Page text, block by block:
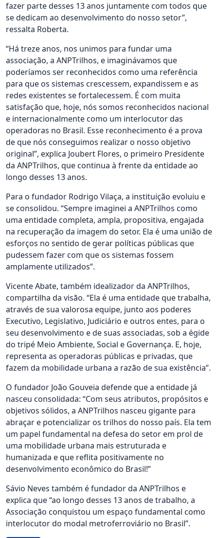
fazer parte desses 13 anos juntamente com todos que
se dedicam ao desenvolvimento do nosso setor”,
ressalta Roberta.
“Há treze anos, nos unimos para fundar uma
associação, a ANPTrilhos, e imaginávamos que
poderíamos ser reconhecidos como uma referência
para que os sistemas crescessem, expandissem e as
redes existentes se fortalecessem. É com muita
satisfação que, hoje, nós somos reconhecidos nacional
e internacionalmente como um interlocutor das
operadoras no Brasil. Esse reconhecimento é a prova
de que nós conseguimos realizar o nosso objetivo
original”, explica Joubert Flores, o primeiro Presidente
da ANPTrilhos, que continua à frente da entidade ao
longo desses 13 anos.
Para o fundador Rodrigo Vilaça, a instituição evoluiu e
se consolidou. “Sempre imaginei a ANPTrilhos como
uma entidade completa, ampla, propositiva, engajada
na recuperação da imagem do setor. Ela é uma união de
esforços no sentido de gerar políticas públicas que
pudessem fazer com que os sistemas fossem
amplamente utilizados”.
Vicente Abate, também idealizador da ANPTrilhos,
compartilha da visão. “Ela é uma entidade que trabalha,
através de sua valorosa equipe, junto aos poderes
Executivo, Legislativo, Judiciário e outros entes, para o
seu desenvolvimento e de suas associadas, sob a égide
do tripé Meio Ambiente, Social e Governança. E, hoje,
representa as operadoras públicas e privadas, que
fazem da mobilidade urbana a razão de sua existência”.
O fundador João Gouveia defende que a entidade já
nasceu consolidada: “Com seus atributos, propósitos e
objetivos sólidos, a ANPTrilhos nasceu gigante para
abraçar e potencializar os trilhos do nosso país. Ela tem
um papel fundamental na defesa do setor em prol de
uma mobilidade urbana mais estruturada e
humanizada e que reflita positivamente no
desenvolvimento econômico do Brasil!”
Sávio Neves também é fundador da ANPTrilhos e
explica que “ao longo desses 13 anos de trabalho, a
Associação conquistou um espaço fundamental como
interlocutor do modal metroferroviário no Brasil”.